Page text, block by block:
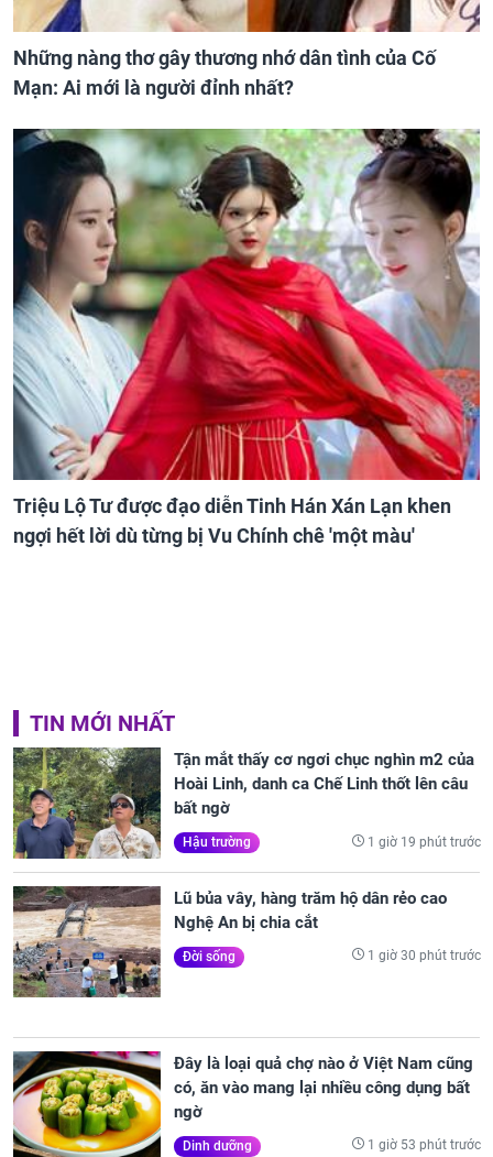
Những nàng thơ gây thương nhớ dân tình của Cố
Mạn: Ai mới là người đỉnh nhất?
Triệu Lộ Tư được đạo diễn Tinh Hán Xán Lạn khen
ngợi hết lời dù từng bị Vu Chính chê 'một màu'
TIN MỚI NHẤT
Tận mắt thấy cơ ngơi chục nghìn m2 của
Hoài Linh, danh ca Chế Linh thốt lên câu
bất ngờ
Hậu trường 1 giờ 19 phút trước
Lũ bủa vây, hàng trăm hộ dân rẻo cao
Nghệ An bị chia cắt
Đời sống 1 giờ 30 phút trước
Đây là loại quả chợ nào ở Việt Nam cũng
có, ăn vào mang lại nhiều công dụng bất
ngờ
Dinh dưỡng 1 giờ 53 phút trước